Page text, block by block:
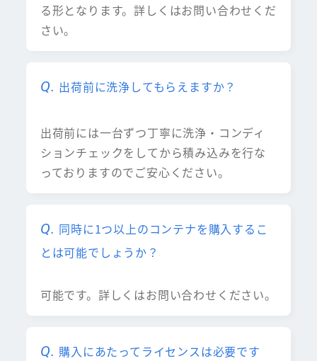
る形となります。詳しくはお問い合わせくだ
さい。
出荷前に洗浄してもらえますか？
出荷前には一台ずつ丁寧に洗浄・コンディ
ションチェックをしてから積み込みを行な
っておりますのでご安心ください。
同時に1つ以上のコンテナを購入するこ
とは可能でしょうか？
可能です。詳しくはお問い合わせください。
購入にあたってライセンスは必要です